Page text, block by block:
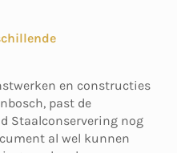
en constructies
past de
Staalconservering nog
al wel kunnen